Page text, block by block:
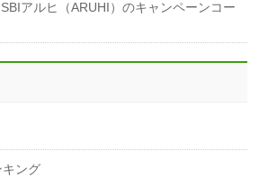
アルヒ（ARUHI）のキャンペーンコー
キング